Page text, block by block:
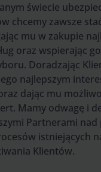
świecie
chcemy zawsze
mu w zakupie
oraz wspierając
Doradzając
najlepszym
dając mu
Mamy odwagę i
Partnerami
istniejących
Klientów.